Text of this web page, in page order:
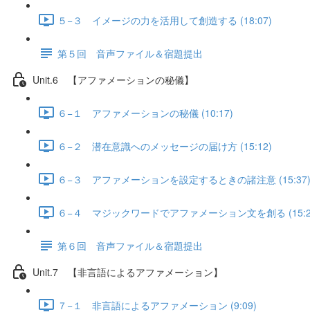
５−３ イメージの力を活用して創造する (18:07)
第５回 音声ファイル＆宿題提出
Unit.6 【アファメーションの秘儀】
６−１ アファメーションの秘儀 (10:17)
６−２ 潜在意識へのメッセージの届け方 (15:12)
６−３ アファメーションを設定するときの諸注意 (15:37)
６−４ マジックワードでアファメーション文を創る
第６回 音声ファイル＆宿題提出
Unit.7 【非言語によるアファメーション】
７−１ 非言語によるアファメーション (9:09)